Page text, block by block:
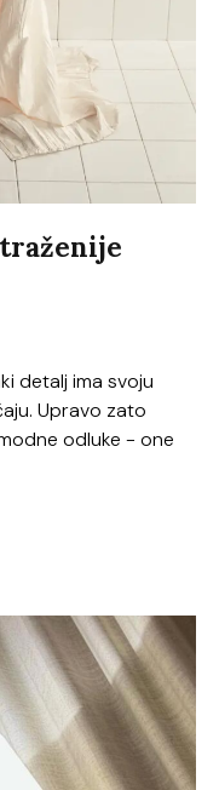
detalj ima svoju
Upravo zato
odluke - one